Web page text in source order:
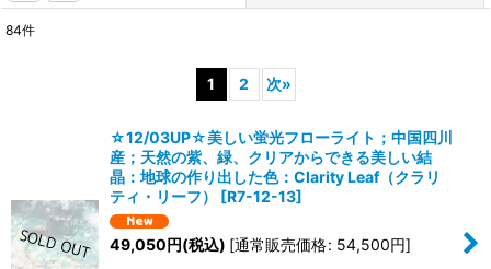
絞り込む
84件
1 2 次»
☆12/03UP☆美しい蛍光フローライト；中国四川
産；天然の紫、緑、クリアからできる美しい結
晶：地球の作り出した色：Clarity Leaf（クラリ
ティ・リーフ）
[R7-12-13]
49,050円(税込) [通常販売価格: 54,500円]